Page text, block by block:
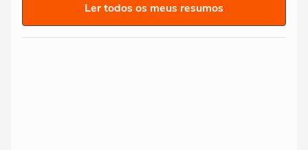
Ler todos os meus resumos